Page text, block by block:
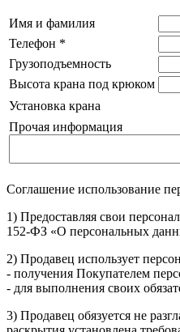
Имя и фамилия
Телефон *
Грузоподъемность
Высота крана под крюком
Установка крана
Прочая информация
Соглашение использование
1) Предоставляя свои
152-ФЗ «О персональных
2) Продавец использует
- получения Покупателем
- для выполнения своих
3) Продавец обязуется не